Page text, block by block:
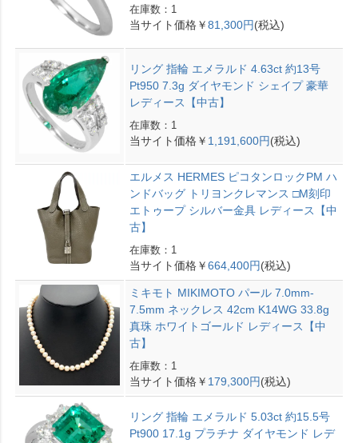
在庫数：1
当サイト価格￥81,300円(税込)
リング 指輪 エメラルド 4.63ct 約13号
Pt950 7.3g ダイヤモンド シェイプ 豪華
レディース【中古】
在庫数：1
当サイト価格￥ 1,191,600円(税込)
エルメス HERMES ピコタンロックPM ハ
ンドバッグ トリヨンクレマンス □M刻印
エトゥープ シルバー金具 レディース【中
古】
在庫数：1
当サイト価格￥664,400円(税込)
ミキモト MIKIMOTO パール 7.0mm-
7.5mm ネックレス 42cm K14WG 33.8g
真珠 ホワイトゴールド レディース【中
古】
在庫数：1
当サイト価格￥ 179,300円(税込)
リング 指輪 エメラルド 5.03ct 約15.5号
Pt900 17.1g プラチナ ダイヤモンド レデ